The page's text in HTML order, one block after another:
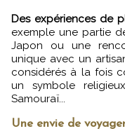
Des expériences de
exemple une partie
Japon ou une
unique avec un
considérés à la fois
un symbole
Samouraï...
Une envie de